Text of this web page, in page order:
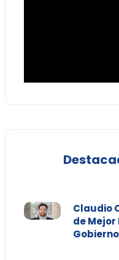
Claudio
de
Gobierno